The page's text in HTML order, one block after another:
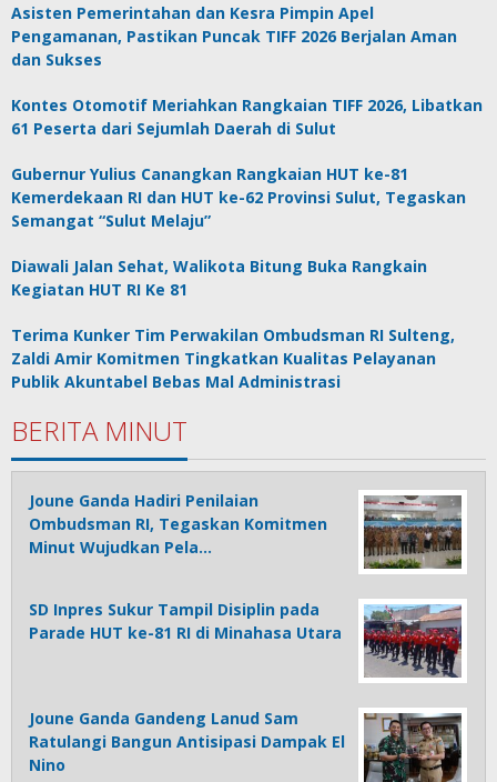
Asisten Pemerintahan dan Kesra Pimpin Apel
Pengamanan, Pastikan Puncak TIFF 2026 Berjalan Aman
dan Sukses
Kontes Otomotif Meriahkan Rangkaian TIFF 2026, Libatkan
61 Peserta dari Sejumlah Daerah di Sulut
Gubernur Yulius Canangkan Rangkaian HUT ke-81
Kemerdekaan RI dan HUT ke-62 Provinsi Sulut, Tegaskan
Semangat “Sulut Melaju”
Diawali Jalan Sehat, Walikota Bitung Buka Rangkain
Kegiatan HUT RI Ke 81
Terima Kunker Tim Perwakilan Ombudsman RI Sulteng,
Zaldi Amir Komitmen Tingkatkan Kualitas Pelayanan
Publik Akuntabel Bebas Mal Administrasi
BERITA MINUT
Joune Ganda Hadiri Penilaian
Ombudsman RI, Tegaskan Komitmen
Minut Wujudkan Pela…
SD Inpres Sukur Tampil Disiplin pada
Parade HUT ke-81 RI di Minahasa Utara
Joune Ganda Gandeng Lanud Sam
Ratulangi Bangun Antisipasi Dampak El
Nino